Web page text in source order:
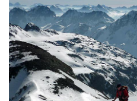
von
Kondition (Tourdauer):
von
Suchbegriff: